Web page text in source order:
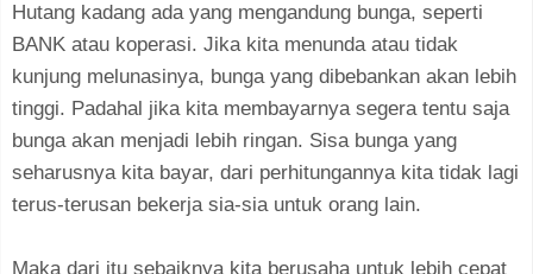
Hutang kadang ada yang mengandung bunga, seperti
BANK atau koperasi. Jika kita menunda atau tidak
kunjung melunasinya, bunga yang dibebankan akan lebih
tinggi. Padahal jika kita membayarnya segera tentu saja
bunga akan menjadi lebih ringan. Sisa bunga yang
seharusnya kita bayar, dari perhitungannya kita tidak lagi
terus-terusan bekerja sia-sia untuk orang lain.
Maka dari itu sebaiknya kita berusaha untuk lebih cepat